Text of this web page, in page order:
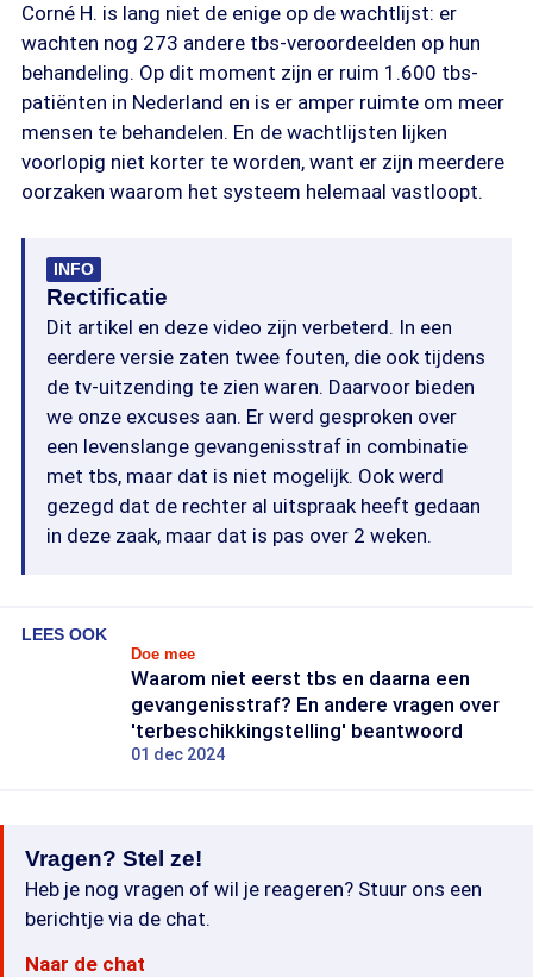
Corné H. is lang niet de enige op de wachtlijst: er
wachten nog 273 andere tbs-veroordeelden op hun
behandeling. Op dit moment zijn er ruim 1.600 tbs-
patiënten in Nederland en is er amper ruimte om meer
mensen te behandelen. En de wachtlijsten lijken
voorlopig niet korter te worden, want er zijn meerdere
oorzaken waarom het systeem helemaal vastloopt.
INFO
Rectificatie
Dit artikel en deze video zijn verbeterd. In een
eerdere versie zaten twee fouten, die ook tijdens
de tv-uitzending te zien waren. Daarvoor bieden
we onze excuses aan. Er werd gesproken over
een levenslange gevangenisstraf in combinatie
met tbs, maar dat is niet mogelijk. Ook werd
gezegd dat de rechter al uitspraak heeft gedaan
in deze zaak, maar dat is pas over 2 weken.
LEES OOK
Doe mee
Waarom niet eerst tbs en daarna een
gevangenisstraf? En andere vragen over
'terbeschikkingstelling' beantwoord
01 dec 2024
Vragen? Stel ze!
Heb je nog vragen of wil je reageren? Stuur ons een
berichtje via de chat.
Naar de chat